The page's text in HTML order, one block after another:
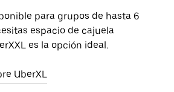
para grupos de hasta 6
espacio de cajuela
es la opción ideal.
UberXL